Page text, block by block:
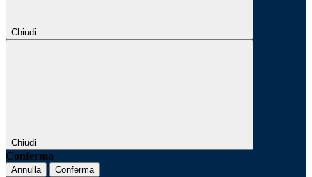
Chiudi
Chiudi
Conferma
Annulla Conferma